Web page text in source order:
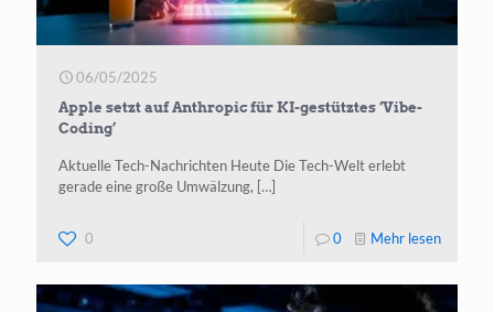
06/05/2025
Apple setzt auf Anthropic für KI-gestütztes ‘Vibe-
Coding’
Aktuelle Tech-Nachrichten Heute Die Tech-Welt erlebt
gera­de eine gro­ße Umwäl­zung, […]
0 0 Mehr lesen-